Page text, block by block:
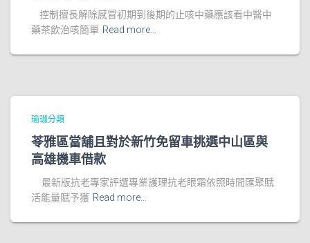
控制擅長解除感冒初期到後期的止咳中藥應該看中醫中
藥茶飲治咳簡單 Read more…
瑜珈分類
苓雅區當舖且對於新竹免留車挑選中山區與
高雄機車借款
最新版抗老專家評選專業護理抗老眼霜依照時間匯聚賦
活能量賦予獲 Read more…